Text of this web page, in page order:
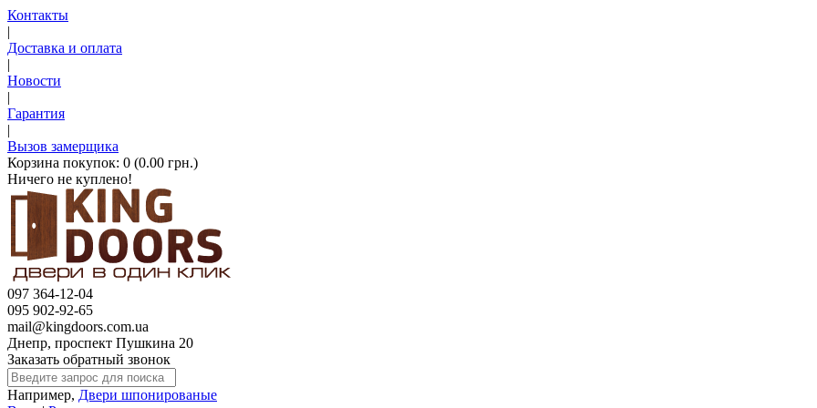
Контакты
|
Доставка и оплата
|
Новости
|
Гарантия
|
Вызов замерщика
Корзина покупок: 0 (0.00 грн.)
Ничего не куплено!
097 364-12-04
095 902-92-65
mail@kingdoors.com.ua
Днепр, проспект Пушкина 20
Заказать обратный звонок
Например, Двери шпонированые